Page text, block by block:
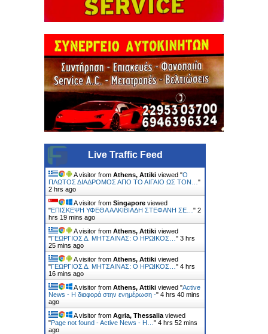
Live Traffic Feed
A visitor from Athens, Attiki viewed "Ο
ΠΛΩΤΟΣ ΔΙΑΔΡΟΜΟΣ ΑΠΟ ΤΟ ΑΙΓΑΙΟ ΩΣ ΤΟΝ… "
2 hrs ago
A visitor from Singapore viewed
"ΕΠΙΣΚΕΨΗ ΥΦΕΘΑ ΑΛΚΙΒΙΑΔΗ ΣΤΕΦΑΝΗ ΣΕ… " 2
hrs 19 mins ago
A visitor from Athens, Attiki viewed
"ΓΕΩΡΓΙΟΣ Δ. ΜΗΤΣΑΙΝΑΣ: Ο ΗΡΩΙΚΟΣ… " 3 hrs
25 mins ago
A visitor from Athens, Attiki viewed
"ΓΕΩΡΓΙΟΣ Δ. ΜΗΤΣΑΙΝΑΣ: Ο ΗΡΩΙΚΟΣ… " 4 hrs
16 mins ago
A visitor from Athens, Attiki viewed "Active
News - Η διαφορά στην ενημέρωση -" 4 hrs 40 mins
ago
A visitor from Agria, Thessalia viewed
"Page not found - Active News - Η… " 4 hrs 52 mins
ago